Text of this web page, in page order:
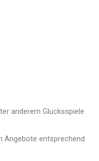
anderem Glucksspiele
Angebote entsprechend